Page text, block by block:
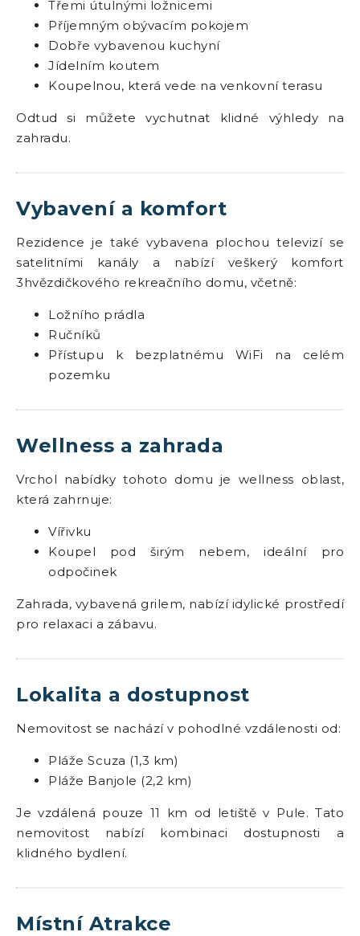
Třemi útulnými ložnicemi
Příjemným obývacím pokojem
Dobře vybavenou kuchyní
Jídelním koutem
Koupelnou, která vede na venkovní terasu
Odtud si můžete vychutnat klidné výhledy na
zahradu.
Vybavení a komfort
Rezidence je také vybavena plochou televizí se
satelitními kanály a nabízí veškerý komfort
3hvězdičkového rekreačního domu, včetně:
Ložního prádla
Ručníků
Přístupu k bezplatnému WiFi na celém
pozemku
Wellness a zahrada
Vrchol nabídky tohoto domu je wellness oblast,
která zahrnuje:
Vířivku
Koupel pod širým nebem, ideální pro
odpočinek
Zahrada, vybavená grilem, nabízí idylické prostředí
pro relaxaci a zábavu.
Lokalita a dostupnost
Nemovitost se nachází v pohodlné vzdálenosti od:
Pláže Scuza (1,3 km)
Pláže Banjole (2,2 km)
Je vzdálená pouze 11 km od letiště v Pule. Tato
nemovitost nabízí kombinaci dostupnosti a
klidného bydlení.
Místní Atrakce